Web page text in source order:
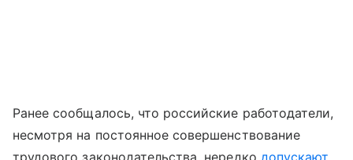
Ранее сообщалось, что российские работодатели,
несмотря на постоянное совершенствование
трудового законодательства, нередко допускают